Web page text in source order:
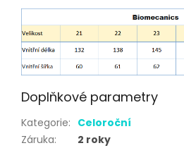
Doplňkové parametry
Kategorie: Celoroční
Záruka: 2 roky